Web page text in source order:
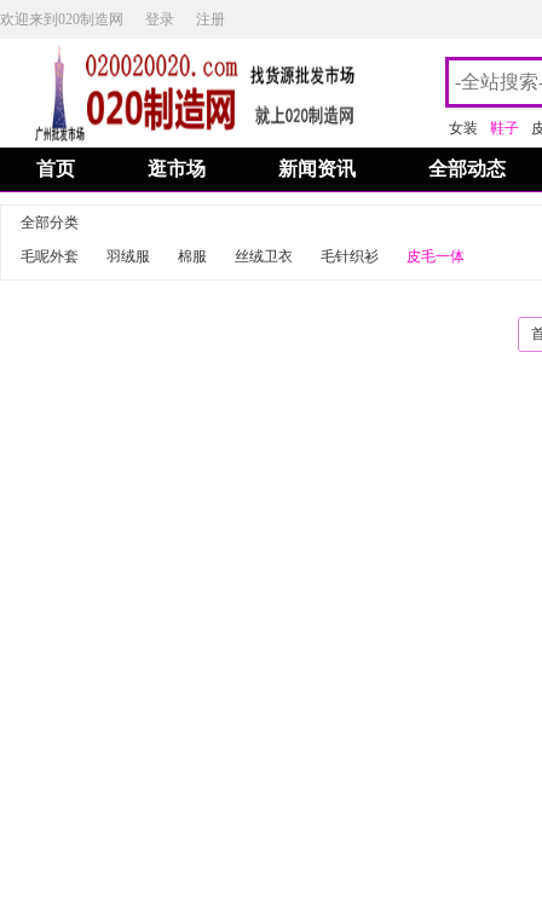
欢迎来到020制造网 登录 注册
女装 鞋子
首页 逛市场 新闻资讯 全部动态
全部分类
毛呢外套
羽绒服 棉服 丝绒卫衣 毛针织衫 皮毛一体